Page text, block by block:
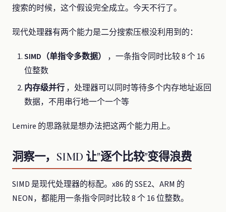
搜索的时候，这个假设完全成立。今天不行了。
现代处理器有两个能力是二分搜索压根没利用到的：
SIMD（单指令多数据）
，一条指令同时比较 8 个 16
位整数
内存级并行 ，处理器可以同时等待多个内存地址返回
数据，不用串行地一个一个等
Lemire 的思路就是想办法把这两个能力用上。
洞察一，SIMD 让"逐个比较"变得浪费
SIMD 是现代处理器的标配。x86 的 SSE2、ARM 的
NEON，都能用一条指令同时比较 8 个 16 位整数。